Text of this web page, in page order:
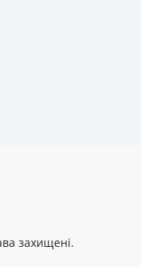
захищені.